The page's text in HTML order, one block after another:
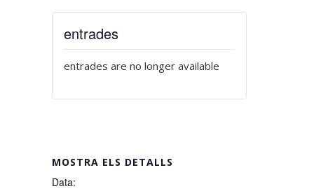
MOSTRA ELS DETALLS
Data:
entrades
entrades are no longer available